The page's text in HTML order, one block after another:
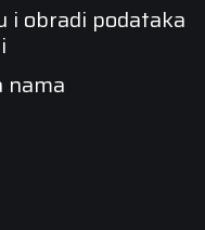
i obradi podataka
nama